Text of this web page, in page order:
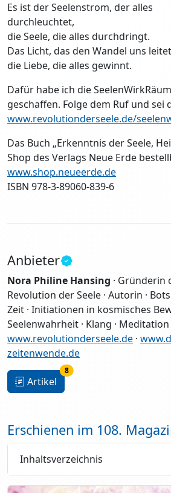
Es ist der Seelenstrom, der alles
durchleuchtet,
die Seele, die alles durchdringt.
Das Licht, das den Wandel uns
die Liebe, die alles gewinnt.
Dafür habe ich die
geschaffen. Folge dem Ruf und sei
www.revolutionderseele.de/
Das Buch „Erkenntnis der Seele,
Shop des Verlags Neue Erde
www.shop.neueerde.de
ISBN 978-3-89060-839-6
Anbieter
Nora Philine Hansing · Gründerin
Revolution der Seele · Autorin ·
Zeit · Initiationen in kosmisches
Seelenwahrheit · Klang · Meditation
www.revolutionderseele.de ·
zeitenwende.de
Artikel
8
Erschienen im 108.
Inhaltsverzeichnis